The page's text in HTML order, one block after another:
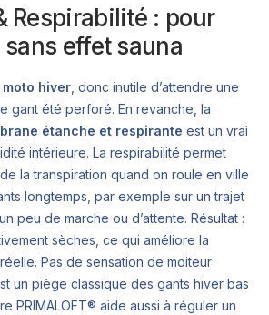
Respirabilité : pour
sans effet sauna
hiver , donc inutile d’attendre une
gant été perforé. En revanche, la
étanche et respirante est un vrai
intérieure. La respirabilité permet
la transpiration quand on roule en ville
longtemps, par exemple sur un trajet
peu de marche ou d’attente. Résultat :
sèches, ce qui améliore la
Pas de sensation de moiteur
un piège classique des gants hiver bas
PRIMALOFT® aide aussi à réguler un